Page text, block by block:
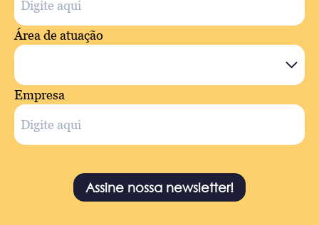
Área de atuação
Empresa
Assine nossa newsletter!